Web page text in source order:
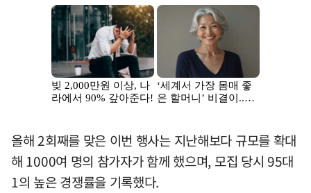
올해 2회째를 맞은 이번 행사는 지난해보다 규모를 확대
해 1000여 명의 참가자가 함께 했으며, 모집 당시 95대
1의 높은 경쟁률을 기록했다.